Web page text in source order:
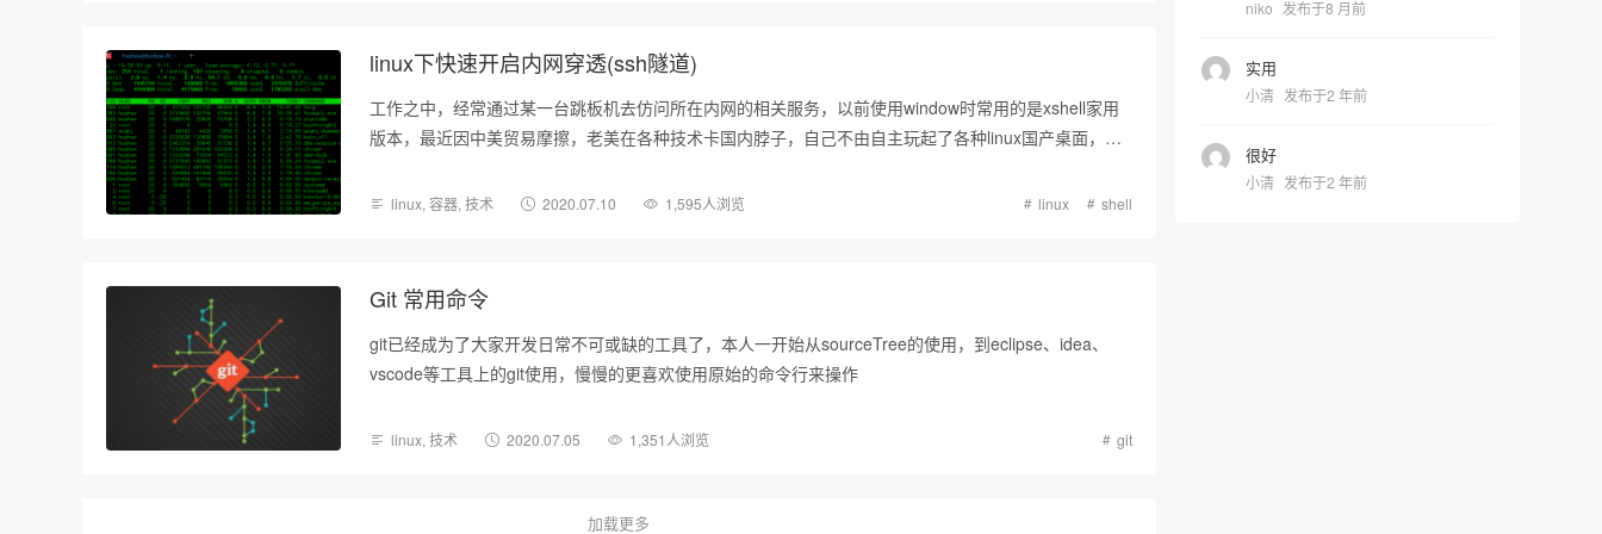
linux下快速开启内网穿透(ssh隧道)
工作之中，经常通过某一台跳板机去仿问所在内网的相关服务，以前使用window时常用的是xshell家用
版本，最近因中美贸易摩擦，老美在各种技术卡国内脖子，自己不由自主玩起了各种linux国产桌面，而
linux,容器,技术 2020.07.10 1,595人浏览 linux shell
Git 常用命令
git已经成为了大家开发日常不可或缺的工具了，本人一开始从sourceTree的使用，到eclipse、idea、
vscode等工具上的git使用，慢慢的更喜欢使用原始的命令行来操作
linux,技术 2020.07.05 1,351人浏览 git
加载更多
niko 发布于8 月前
实用
小清 发布于2 年前
很好
小清 发布于2 年前